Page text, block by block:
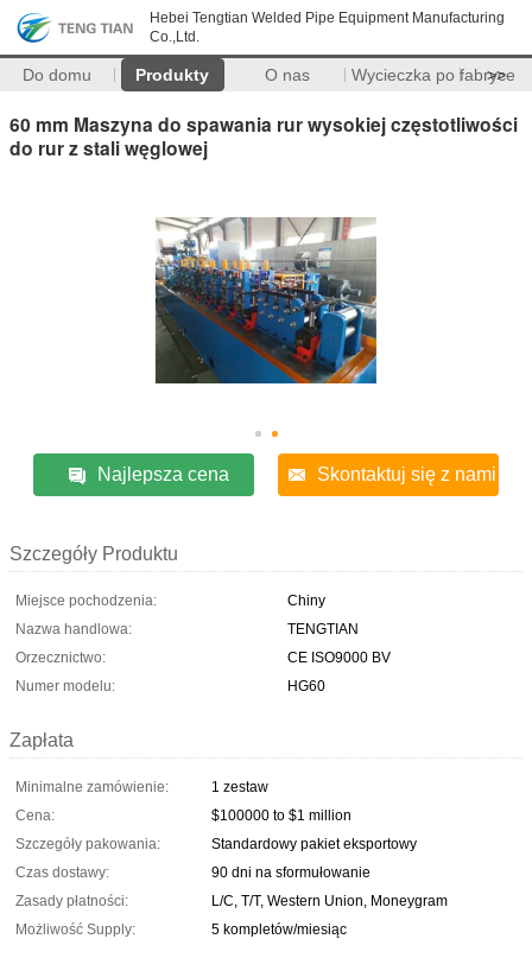
Hebei Tengtian Welded Pipe Equipment Manufacturing
Co.,Ltd.
Do domu Produkty O nas Wycieczka po fabryce
>>
60 mm Maszyna do spawania rur wysokiej częstotliwości
do rur z stali węglowej
Najlepsza cena Skontaktuj się z nami
Szczegóły Produktu
Miejsce pochodzenia:
Chiny
Nazwa handlowa:
TENGTIAN
Orzecznictwo:
CE ISO9000 BV
Numer modelu:
HG60
Zapłata
Minimalne zamówienie:
1 zestaw
Cena:
$100000 to $1 million
Szczegóły pakowania:
Standardowy pakiet eksportowy
Czas dostawy:
90 dni na sformułowanie
Zasady płatności:
L/C, T/T, Western Union, Moneygram
Możliwość Supply:
5 kompletów/miesiąc